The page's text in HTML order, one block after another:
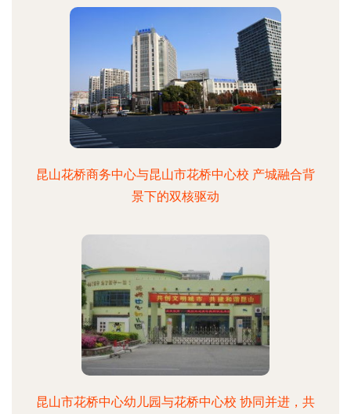
昆山花桥商务中心与昆山市花桥中心校 产城融合背
景下的双核驱动
昆山市花桥中心幼儿园与花桥中心校 协同并进，共